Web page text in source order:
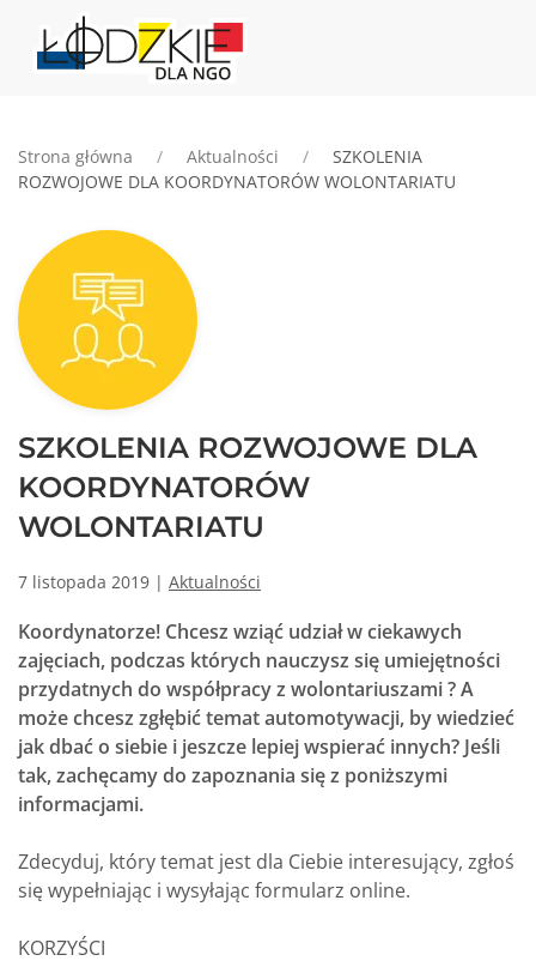
Przejdź do treści głównej
Strona główna Aktualności
SZKOLENIA
ROZWOJOWE DLA KOORDYNATORÓW WOLONTARIATU
SZKOLENIA ROZWOJOWE DLA
KOORDYNATORÓW
WOLONTARIATU
7 listopada 2019 | Aktualności
Koordynatorze! Chcesz wziąć udział w ciekawych
zajęciach, podczas których nauczysz się umiejętności
przydatnych do współpracy z wolontariuszami ? A
może chcesz zgłębić temat automotywacji, by wiedzieć
jak dbać o siebie i jeszcze lepiej wspierać innych? Jeśli
tak, zachęcamy do zapoznania się z poniższymi
informacjami.
Zdecyduj, który temat jest dla Ciebie interesujący, zgłoś
się wypełniając i wysyłając formularz online.
KORZYŚCI